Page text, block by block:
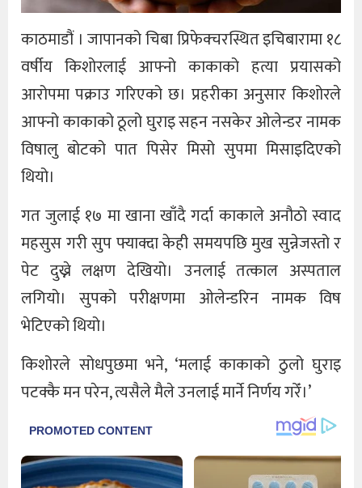
काठमाडौं । जापानको चिबा प्रिफेक्चरस्थित इचिबारामा १८
वर्षीय किशोरलाई आफ्नो काकाको हत्या प्रयासको
आरोपमा पक्राउ गरिएको छ। प्रहरीका अनुसार किशोरले
आफ्नो काकाको ठूलो घुराइ सहन नसकेर ओलेन्डर नामक
विषालु बोटको पात पिसेर मिसो सुपमा मिसाइदिएको
थियो।
गत जुलाई १७ मा खाना खाँदै गर्दा काकाले अनौठो स्वाद
महसुस गरी सुप फ्याक्दा केही समयपछि मुख सुन्नेजस्तो र
पेट दुख्ने लक्षण देखियो। उनलाई तत्काल अस्पताल
लगियो। सुपको परीक्षणमा ओलेन्डरिन नामक विष
भेटिएको थियो।
किशोरले सोधपुछमा भने, ‘मलाई काकाको ठुलो घुराइ
पटक्कै मन परेन, त्यसैले मैले उनलाई मार्ने निर्णय गरेँ।’